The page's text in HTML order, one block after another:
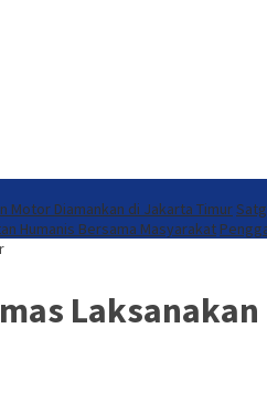
Motor Diamankan di Jakarta Timur
Humanis Bersama Masyarakat
Laksanakan